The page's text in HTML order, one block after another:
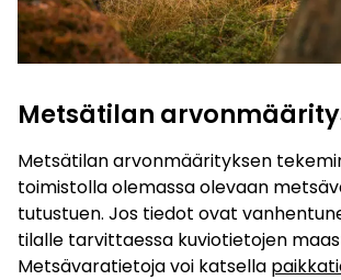
Metsätilan
Metsätilan arvonmäärityksen
toimistolla olemassa olevaan
tutustuen. Jos tiedot ovat
tilalle tarvittaessa kuviotietojen
Metsävaratietoja voi katsella